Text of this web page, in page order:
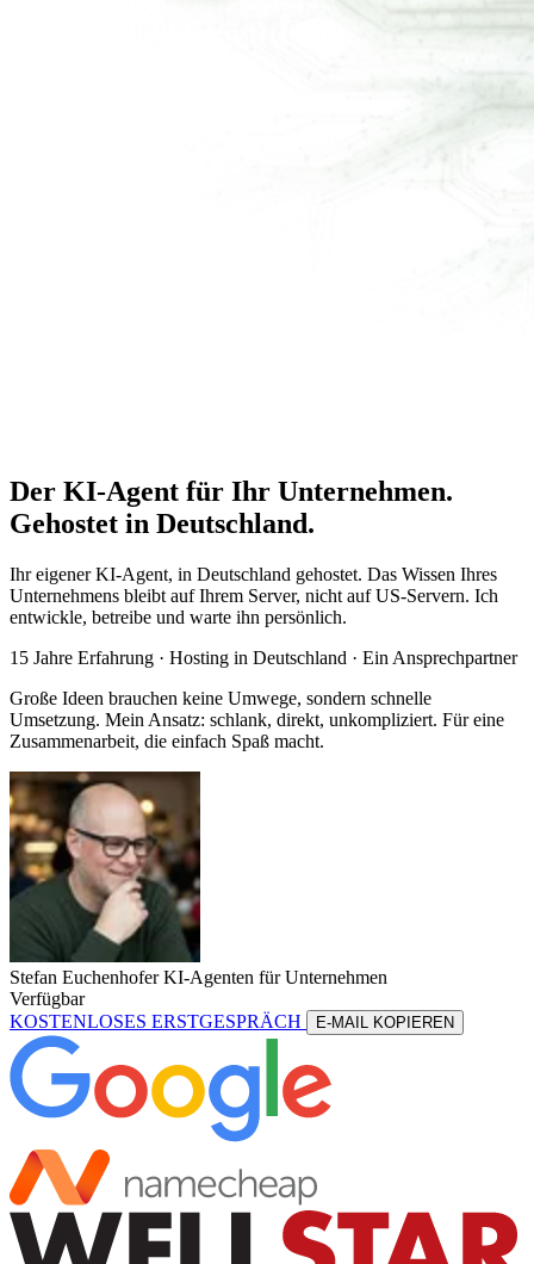
Der KI-Agent für Ihr Unternehmen.
Gehostet in Deutschland.
Ihr eigener KI-Agent, in Deutschland gehostet. Das Wissen Ihres
Unternehmens bleibt auf Ihrem Server, nicht auf US-Servern. Ich
entwickle, betreibe und warte ihn persönlich.
15 Jahre Erfahrung · Hosting in Deutschland · Ein Ansprechpartner
Große Ideen brauchen keine Umwege, sondern schnelle
Umsetzung. Mein Ansatz: schlank, direkt, unkompliziert. Für eine
Zusammenarbeit, die einfach Spaß macht.
Stefan Euchenhofer KI-Agenten für Unternehmen
Verfügbar
KOSTENLOSES ERSTGESPRÄCH
KOSTENLOSES ERSTGESPRÄCH
E-MAIL KOPIEREN